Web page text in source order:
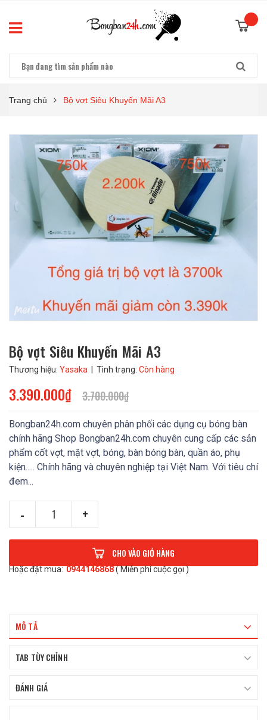
Trang chủ Bộ vợt Siêu Khuyến Mãi A3
Bộ vợt Siêu Khuyến Mãi A3
Thương hiệu: Yasaka | Tình trạng: Còn hàng
3.390.000₫ 3.700.000₫
Bongban24h.com chuyên phân phối các dụng cụ bóng bàn
chính hãng Shop Bongban24h.com chuyên cung cấp các sản
phẩm cốt vợt, mặt vợt, bóng, bàn bóng bàn, quần áo, phụ
kiện..... Chính hãng và chuyên nghiệp tại Việt Nam. Với tiêu chí
đem...
- +
CHO VÀO GIỎ HÀNG
Hoặc đặt mua: 0944146868( Miễn phí cuộc gọi )
MÔ TẢ
TAB TÙY CHỈNH
ĐÁNH GIÁ